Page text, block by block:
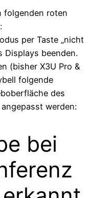
folgenden roten
per Taste „nicht
Displays beenden.
(bisher X3U Pro &
folgende
des
werden:
bei